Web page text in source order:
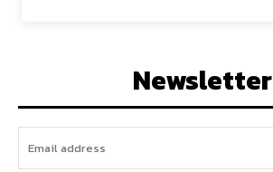
Newsletter